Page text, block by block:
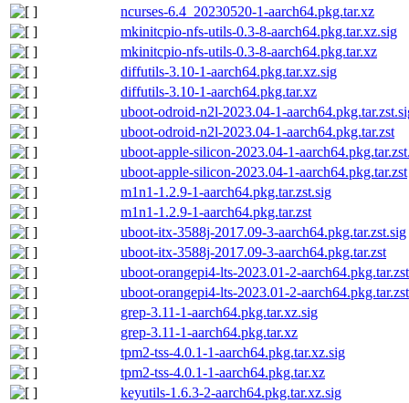
ncurses-6.4_20230520-1-aarch64.pkg.tar.xz
mkinitcpio-nfs-utils-0.3-8-aarch64.pkg.tar.xz.sig
mkinitcpio-nfs-utils-0.3-8-aarch64.pkg.tar.xz
diffutils-3.10-1-aarch64.pkg.tar.xz.sig
diffutils-3.10-1-aarch64.pkg.tar.xz
uboot-odroid-n2l-2023.04-1-
uboot-odroid-n2l-2023.04-1-aarch64.pkg.tar.zst
uboot-apple-silicon-2023.04-1-
uboot-apple-silicon-2023.04-1-aarch64.pkg.tar.zst
m1n1-1.2.9-1-aarch64.pkg.tar.zst.sig
m1n1-1.2.9-1-aarch64.pkg.tar.zst
uboot-itx-3588j-2017.09-3-aarch64.pkg.tar.zst.sig
uboot-itx-3588j-2017.09-3-aarch64.pkg.tar.zst
uboot-orangepi4-lts-2023.01-2-
uboot-orangepi4-lts-2023.01-2-aarch64.pkg.tar.zst
grep-3.11-1-aarch64.pkg.tar.xz.sig
grep-3.11-1-aarch64.pkg.tar.xz
tpm2-tss-4.0.1-1-aarch64.pkg.tar.xz.sig
tpm2-tss-4.0.1-1-aarch64.pkg.tar.xz
keyutils-1.6.3-2-aarch64.pkg.tar.xz.sig